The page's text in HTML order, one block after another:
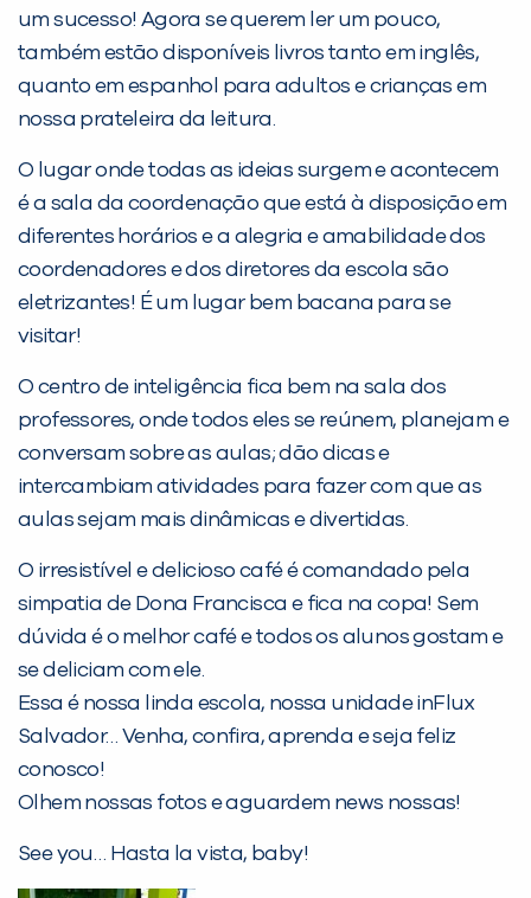
um sucesso! Agora se querem ler um pouco,
também estão disponíveis livros tanto em inglês,
quanto em espanhol para adultos e crianças em
nossa prateleira da leitura.
O lugar onde todas as ideias surgem e acontecem
é a sala da coordenação que está à disposição em
diferentes horários e a alegria e amabilidade dos
coordenadores e dos diretores da escola são
eletrizantes! É um lugar bem bacana para se
visitar!
O centro de inteligência fica bem na sala dos
professores, onde todos eles se reúnem, planejam e
conversam sobre as aulas; dão dicas e
intercambiam atividades para fazer com que as
aulas sejam mais dinâmicas e divertidas.
O irresistível e delicioso café é comandado pela
simpatia de Dona Francisca e fica na copa! Sem
dúvida é o melhor café e todos os alunos gostam e
se deliciam com ele.
Essa é nossa linda escola, nossa unidade inFlux
Salvador… Venha, confira, aprenda e seja feliz
conosco!
Olhem nossas fotos e aguardem news nossas!
See you… Hasta la vista, baby!
Você é aluno inFlux?
Sim Não
VOLTAR